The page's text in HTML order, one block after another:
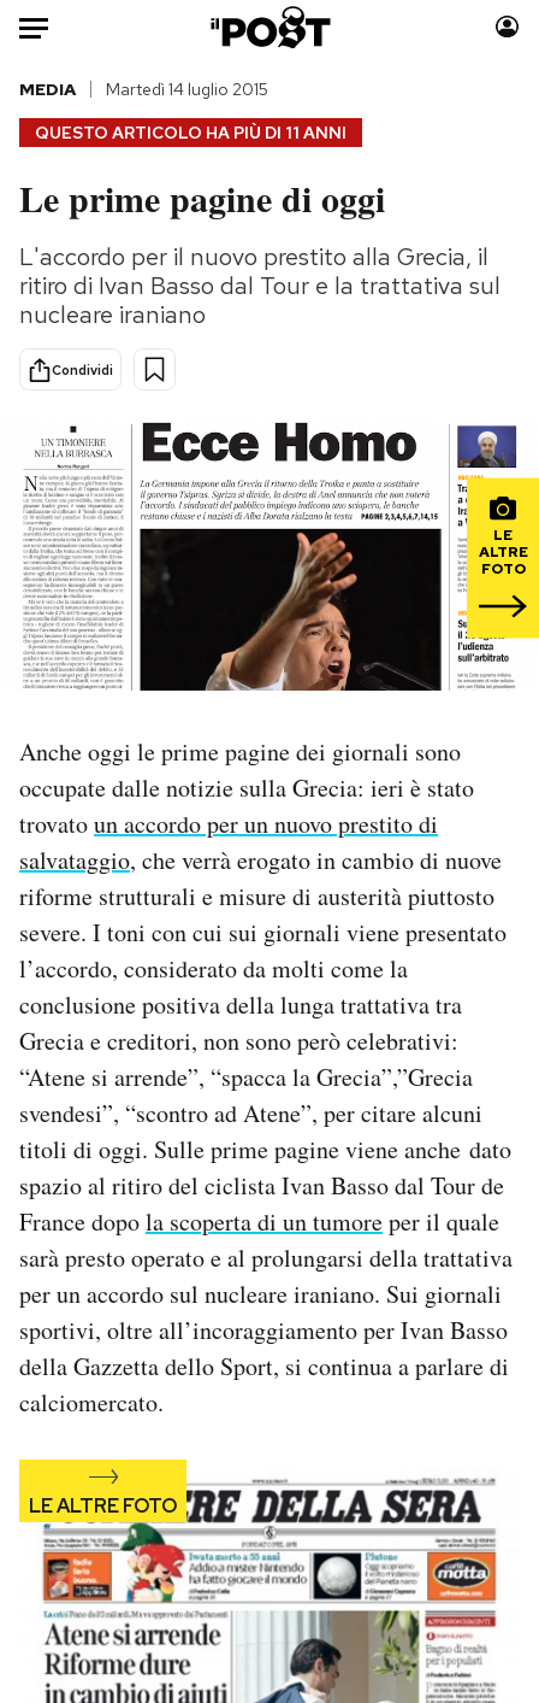
HOME
Italia
Politica
Tecnologia
Scienza
Economia
Sport
Moda
Consumismi
Altrecose
Mondiali calcio 2026
PODCAST
NEWSLETTER
I MIEI PREFERITI
SHOP
CALENDARIO
AREA PERSONALE
Area Personale
Newsletter
Regala il Post
Hai bisogno di aiuto?
Esci
QUESTO ARTICOLO HA PIÙ DI 11 ANNI
MEDIA Martedì 14 luglio 2015
Le prime pagine di oggi
L'accordo per il nuovo prestito alla Grecia, il
ritiro di Ivan Basso dal Tour e la trattativa sul
nucleare iraniano
Condividi
LE
ALTRE
FOTO
Anche oggi le prime pagine dei giornali sono
occupate dalle notizie sulla Grecia: ieri è stato
trovatoun accordo per un nuovo prestito di
salvataggio, che verrà erogato in cambio di nuove
riforme strutturali e misure di austerità piuttosto
severe. I toni con cui sui giornali viene presentato
l’accordo, considerato da molti come la
conclusione positiva della lunga trattativa tra
Grecia e creditori, non sono però celebrativi:
“Atene si arrende”, “spacca la Grecia”,”Grecia
svendesi”, “scontro ad Atene”, per citare alcuni
titoli di oggi. Sulle prime pagine viene anche dato
spazio al ritiro del ciclista Ivan Basso dal Tour de
France dopola scoperta di un tumoreper il quale
sarà presto operato e al prolungarsi della trattativa
per un accordo sul nucleare iraniano. Sui giornali
sportivi, oltre all’incoraggiamento per Ivan Basso
della Gazzetta dello Sport, si continua a parlare di
calciomercato.